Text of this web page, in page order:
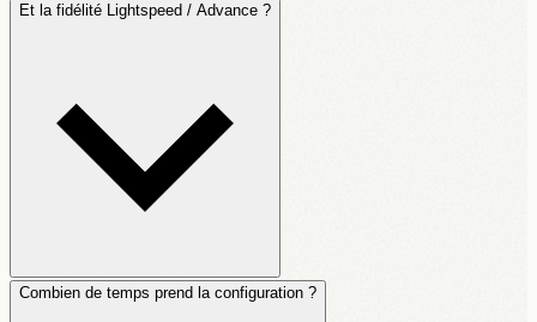
Et la fidélité Lightspeed / Advance ?
Combien de temps prend la configuration ?